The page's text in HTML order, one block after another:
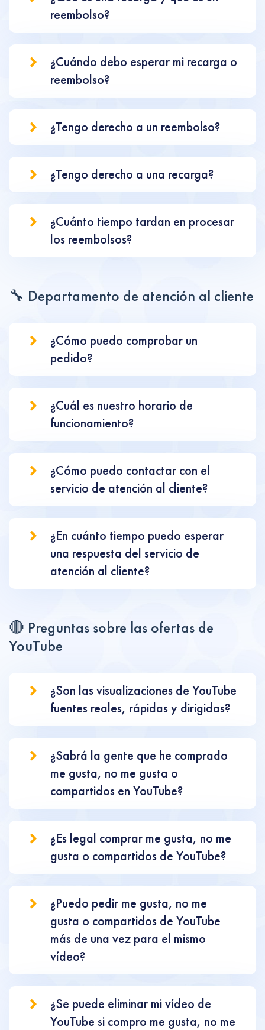
reembolso?
¿Cuándo debo esperar mi recarga o
reembolso?
¿Tengo derecho a un reembolso?
¿Tengo derecho a una recarga?
¿Cuánto tiempo tardan en procesar
los reembolsos?
🔧 Departamento de atención al cliente
¿Cómo puedo comprobar un
pedido?
¿Cuál es nuestro horario de
funcionamiento?
¿Cómo puedo contactar con el
servicio de atención al cliente?
¿En cuánto tiempo puedo esperar
una respuesta del servicio de
atención al cliente?
🔴 Preguntas sobre las ofertas de
YouTube
¿Son las visualizaciones de YouTube
fuentes reales, rápidas y dirigidas?
¿Sabrá la gente que he comprado
me gusta, no me gusta o
compartidos en YouTube?
¿Es legal comprar me gusta, no me
gusta o compartidos de YouTube?
¿Puedo pedir me gusta, no me
gusta o compartidos de YouTube
más de una vez para el mismo
vídeo?
¿Se puede eliminar mi vídeo de
YouTube si compro me gusta, no me